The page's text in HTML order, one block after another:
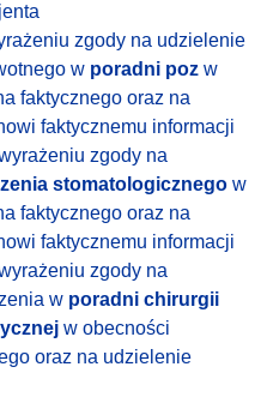
zgody na udzielenie
w poradni poz w
faktycznego oraz na
faktycznemu informacji
zgody na
stomatologicznego w
faktycznego oraz na
faktycznemu informacji
zgody na
w poradni chirurgii
w obecności
oraz na udzielenie